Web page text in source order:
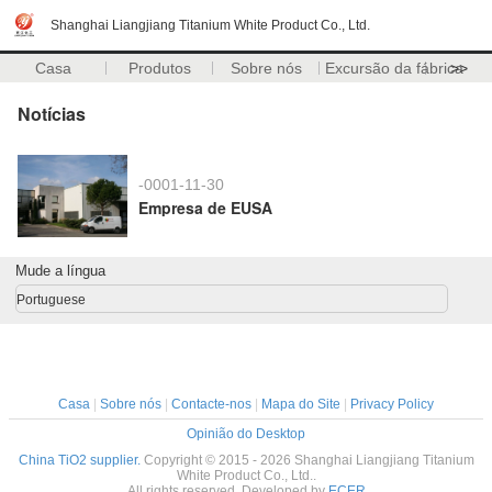
Shanghai Liangjiang Titanium White Product Co., Ltd.
Casa Produtos Sobre nós Excursão da fábrica
>>
Notícias
-0001-11-30
Empresa de EUSA
Mude a língua
Portuguese
Casa Sobre nós Contacte-nos Mapa do Site
Privacy Policy
Opinião do Desktop
China TiO2 supplier. Copyright © 2015 - 2026 Shanghai Liangjiang Titanium
White Product Co., Ltd..